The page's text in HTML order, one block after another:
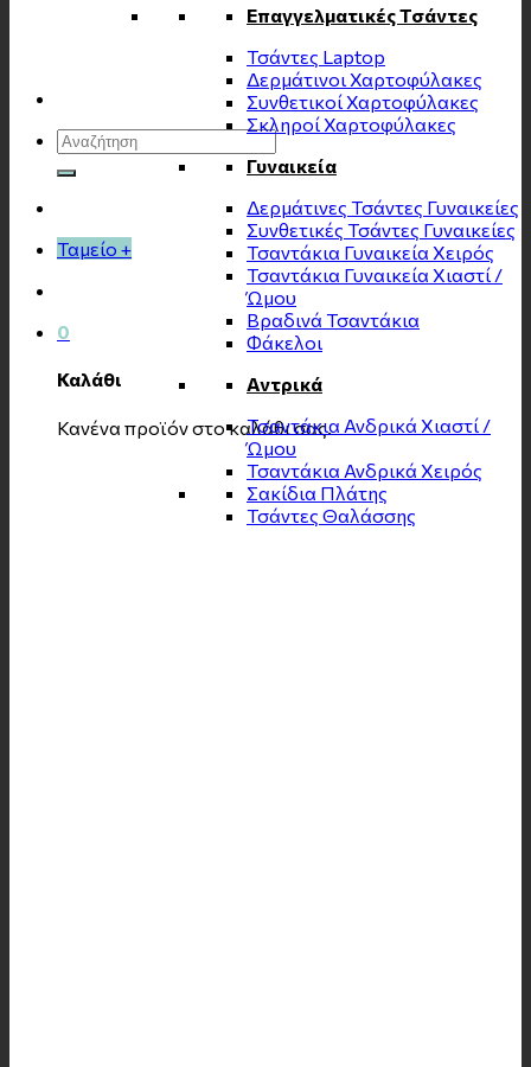
Αναζήτηση
για:
Ταμείο +
0
Καλάθι
Κανένα προϊόν στο καλάθι σας.
Επαγγελματικές Τσάντες
Τσάντες Laptop
Δερμάτινοι Χαρτοφύλακες
Συνθετικοί Χαρτοφύλακες
Σκληροί Χαρτοφύλακες
Γυναικεία
Δερμάτινες Τσάντες Γυναικείες
Συνθετικές Τσάντες Γυναικείες
Τσαντάκια Γυναικεία Χειρός
Τσαντάκια Γυναικεία Χιαστί /
Ώμου
Βραδινά Τσαντάκια
Φάκελοι
Αντρικά
Τσαντάκια Ανδρικά Χιαστί /
Ώμου
Τσαντάκια Ανδρικά Χειρός
Σακίδια Πλάτης
Τσάντες Θαλάσσης